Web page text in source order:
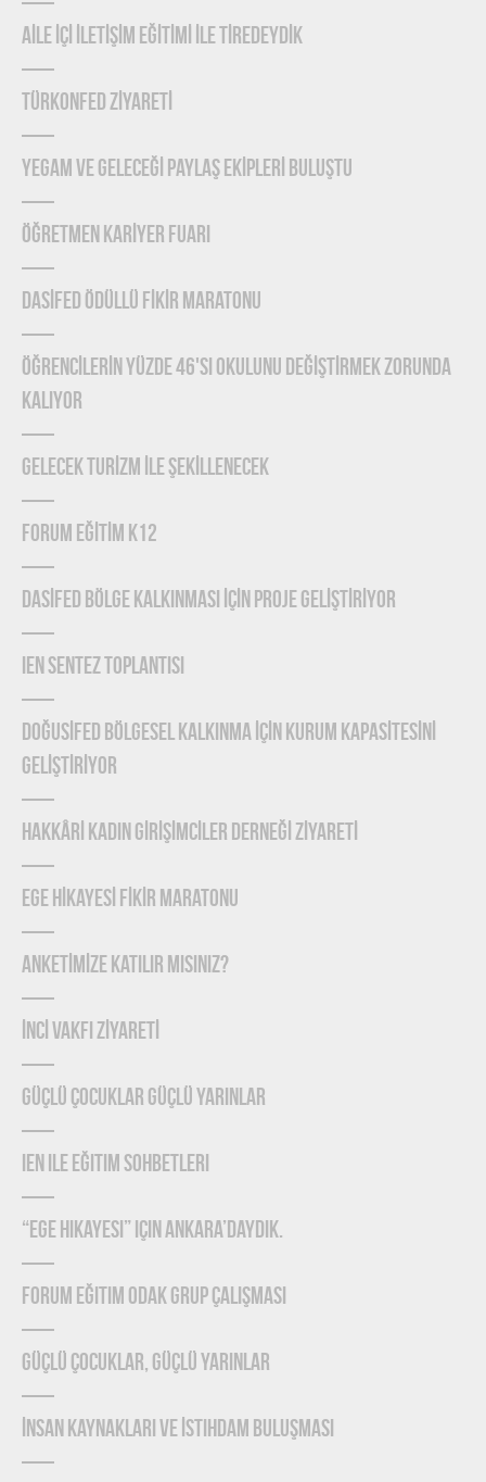
AİLE İÇİ İLETİŞİM EĞİTİMİ İLE TİREDEYDİK
TÜRKONFED ZİYARETİ
YEGAM ve GELECEĞİ PAYLAŞ EKİPLERİ BULUŞTU
ÖĞRETMEN KARİYER FUARI
DASİFED ÖDÜLLÜ FİKİR MARATONU
ÖĞRENCİLERİN YÜZDE 46'SI OKULUNU DEĞİŞTİRMEK ZORUNDA
KALIYOR
GELECEK TURİZM İLE ŞEKİLLENECEK
FORUM EĞİTİM K12
DASİFED BÖLGE KALKINMASI İÇİN PROJE GELİŞTİRİYOR
IEN Sentez Toplantısı
DOĞUSİFED BÖLGESEL KALKINMA İÇİN KURUM KAPASİTESİNİ
GELİŞTİRİYOR
HAKKÂRİ KADIN GİRİŞİMCİLER DERNEĞİ ZİYARETİ
EGE HİKAYESİ FİKİR MARATONU
ANKETİMİZE KATILIR MISINIZ?
İNCİ VAKFI ZİYARETİ
Güçlü Çocuklar Güçlü Yarınlar
IEN ile Eğitim Sohbetleri
“Ege Hikayesi” için Ankara’daydık.
Forum Eğitim Odak Grup Çalışması
Güçlü Çocuklar, Güçlü Yarınlar
İnsan Kaynakları ve İstihdam Buluşması